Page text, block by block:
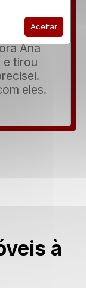
Aceitar
Ana
e tirou
eles.
à